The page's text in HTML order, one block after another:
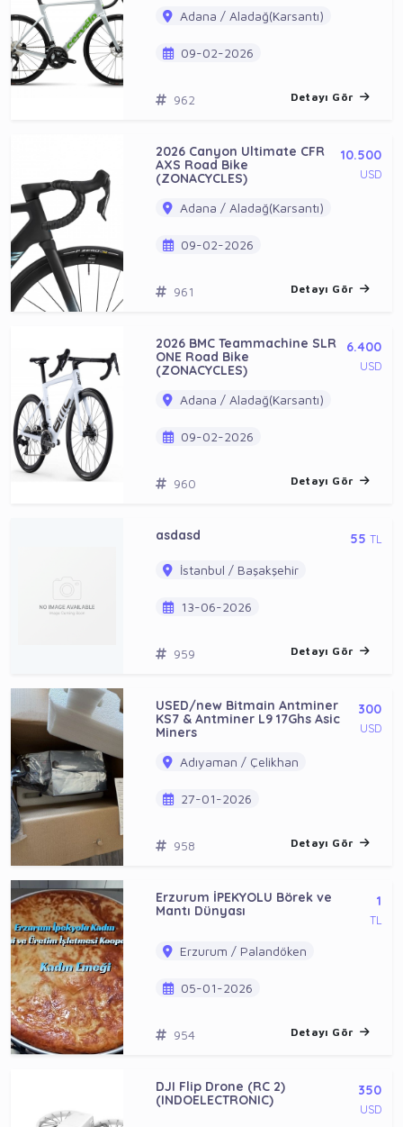
Adana / Aladağ(Karsantı)
09-02-2026
962 Detayı Gör
2026 Canyon Ultimate CFR
AXS Road Bike
(ZONACYCLES)
10.500
USD
Adana / Aladağ(Karsantı)
09-02-2026
961 Detayı Gör
2026 BMC Teammachine SLR
ONE Road Bike
(ZONACYCLES)
6.400
USD
Adana / Aladağ(Karsantı)
09-02-2026
960 Detayı Gör
asdasd 55 TL
İstanbul / Başakşehir
13-06-2026
959 Detayı Gör
USED/new Bitmain Antminer
KS7 & Antminer L9 17Ghs Asic
Miners
300
USD
Adıyaman / Çelikhan
27-01-2026
958 Detayı Gör
Erzurum İPEKYOLU Börek ve
Mantı Dünyası
1
TL
Erzurum / Palandöken
05-01-2026
954 Detayı Gör
DJI Flip Drone (RC 2)
(INDOELECTRONIC)
350
USD